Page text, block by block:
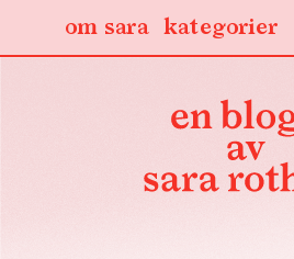
kategorier
om sara